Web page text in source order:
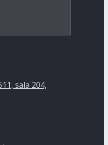
sala 204,